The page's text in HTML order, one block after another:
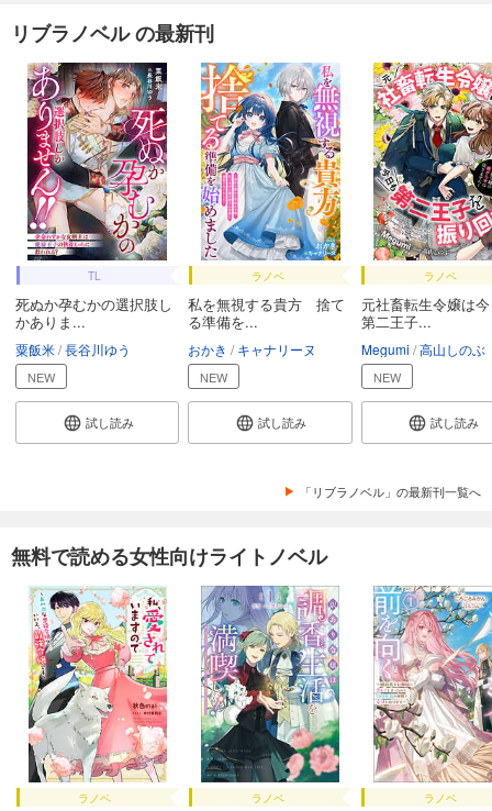
リブラノベル の最新刊
TL
死ぬか孕むかの選択肢し
かありま...
粟飯米 長谷川ゆう
NEW
試し読み
ラノベ
私を無視する貴方 捨て
る準備を...
おかき キャナリーヌ
NEW
試し読み
ラノベ
元社畜転生令嬢は
第二王子...
Megumi 高山しのぶ
NEW
試し読み
「リブラノベル」の最新刊一覧へ
無料で読める女性向けライトノベル
ラノベ ラノベ ラノベ